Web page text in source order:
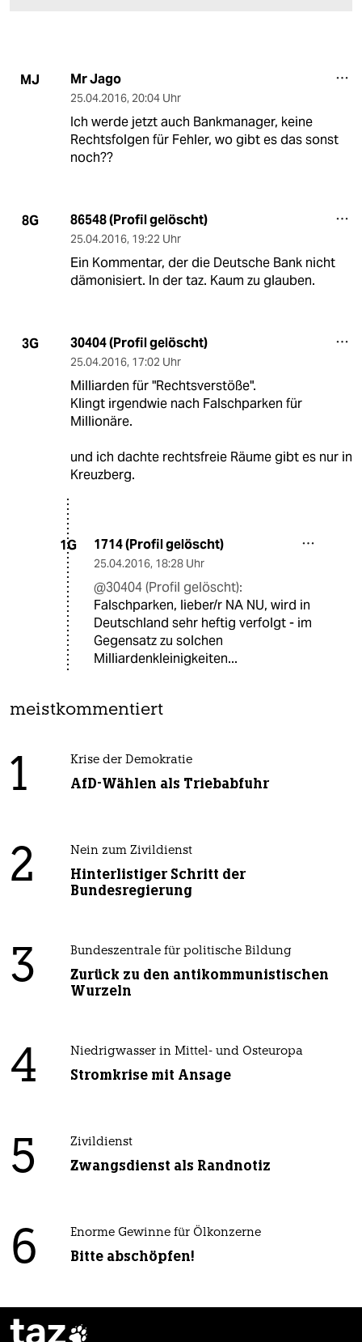
MJ Mr Jago
25.04.2016, 20:04 Uhr
Ich werde jetzt auch Bankmanager, keine
Rechtsfolgen für Fehler, wo gibt es das sonst
noch??
8G 86548 (Profil gelöscht)
25.04.2016, 19:22 Uhr
Ein Kommentar, der die Deutsche Bank nicht
dämonisiert. In der taz. Kaum zu glauben.
3G 30404 (Profil gelöscht)
25.04.2016, 17:02 Uhr
Milliarden für "Rechtsverstöße".
Klingt irgendwie nach Falschparken für
Millionäre.
und ich dachte rechtsfreie Räume gibt es nur in
Kreuzberg.
1G 1714 (Profil gelöscht)
25.04.2016, 18:28 Uhr
@30404 (Profil gelöscht):
Falschparken, lieber/r NA NU, wird in
Deutschland sehr heftig verfolgt - im
Gegensatz zu solchen
Milliardenkleinigkeiten...
meistkommentiert
1 Krise der Demokratie
AfD-Wählen als Triebabfuhr
2 Nein zum Zivildienst
Hinterlistiger Schritt der
Bundesregierung
3 Bundeszentrale für politische Bildung
Zurück zu den antikommunistischen
Wurzeln
4 Niedrigwasser in Mittel- und Osteuropa
Stromkrise mit Ansage
5 Zivildienst
Zwangsdienst als Randnotiz
6 Enorme Gewinne für Ölkonzerne
Bitte abschöpfen!
taz